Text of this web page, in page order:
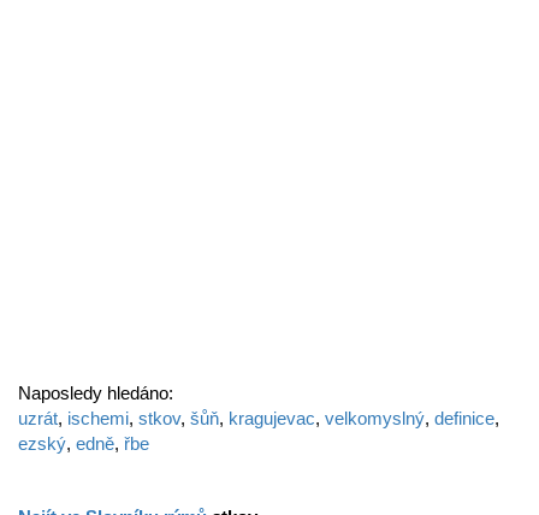
Naposledy hledáno:
uzrát, ischemi, stkov, šůň, kragujevac, velkomyslný, definice,
ezský, edně, řbe